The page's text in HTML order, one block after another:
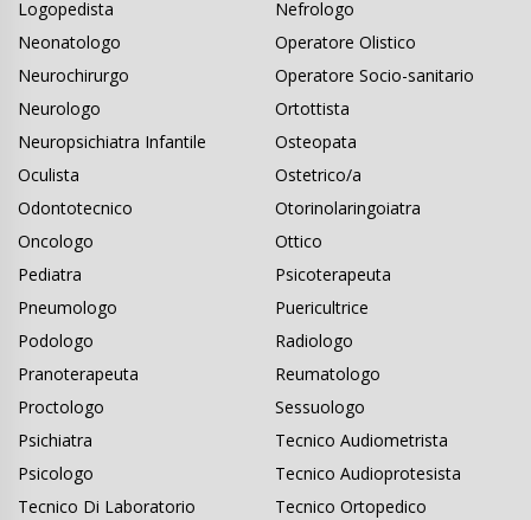
Logopedista
Nefrologo
Neonatologo
Neurochirurgo
Neurologo
Neuropsichiatra Infantile
Oculista
Odontotecnico
Oncologo
Operatore Olistico
Operatore Socio-sanitario
Ortottista
Osteopata
Ostetrico/a
Otorinolaringoiatra
Ottico
Pediatra
Pneumologo
Podologo
Pranoterapeuta
Proctologo
Psichiatra
Psicologo
Psicoterapeuta
Puericultrice
Radiologo
Reumatologo
Sessuologo
Tecnico Audiometrista
Tecnico Audioprotesista
Tecnico Di Laboratorio
Tecnico Ortopedico